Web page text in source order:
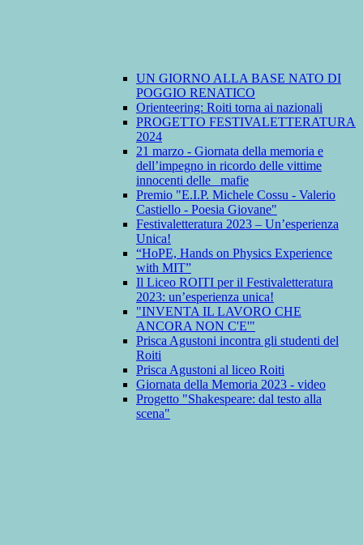
UN GIORNO ALLA BASE NATO DI
POGGIO RENATICO
Orienteering: Roiti torna ai nazionali
PROGETTO FESTIVALETTERATURA
2024
21 marzo - Giornata della memoria e
dell’impegno in ricordo delle vittime
innocenti delle mafie
Premio "E.I.P. Michele Cossu - Valerio
Castiello - Poesia Giovane"
Festivaletteratura 2023 – Un’esperienza
Unica!
“HoPE, Hands on Physics Experience
with MIT”
Il Liceo ROITI per il Festivaletteratura
2023: un’esperienza unica!
"INVENTA IL LAVORO CHE
ANCORA NON C'E'"
Prisca Agustoni incontra gli studenti del
Roiti
Prisca Agustoni al liceo Roiti
Giornata della Memoria 2023 - video
Progetto "Shakespeare: dal testo alla
scena"